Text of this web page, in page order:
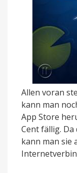
Allen voran
kann man
App Store
Cent fällig.
kann man sie